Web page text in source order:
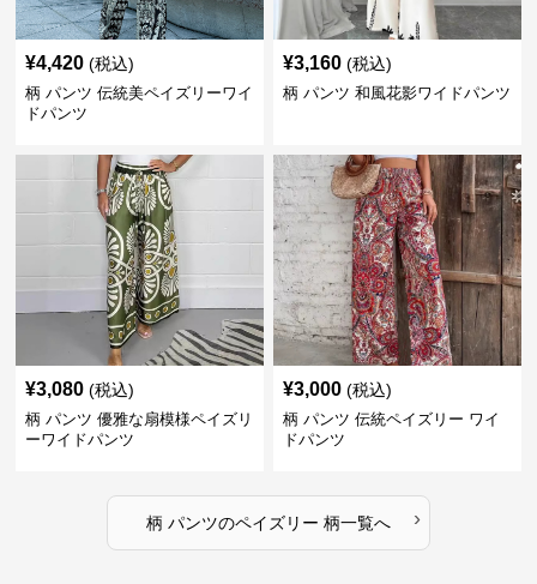
¥4,420 (税込)
柄 パンツ 伝統美ペイズリーワイ
ドパンツ
¥3,160 (税込)
柄 パンツ 和風花影ワイドパンツ
¥3,080 (税込)
柄 パンツ 優雅な扇模様ペイズリ
ーワイドパンツ
¥3,000 (税込)
柄 パンツ 伝統ペイズリー ワイ
ドパンツ
柄 パンツのペイズリー 柄一覧へ ›